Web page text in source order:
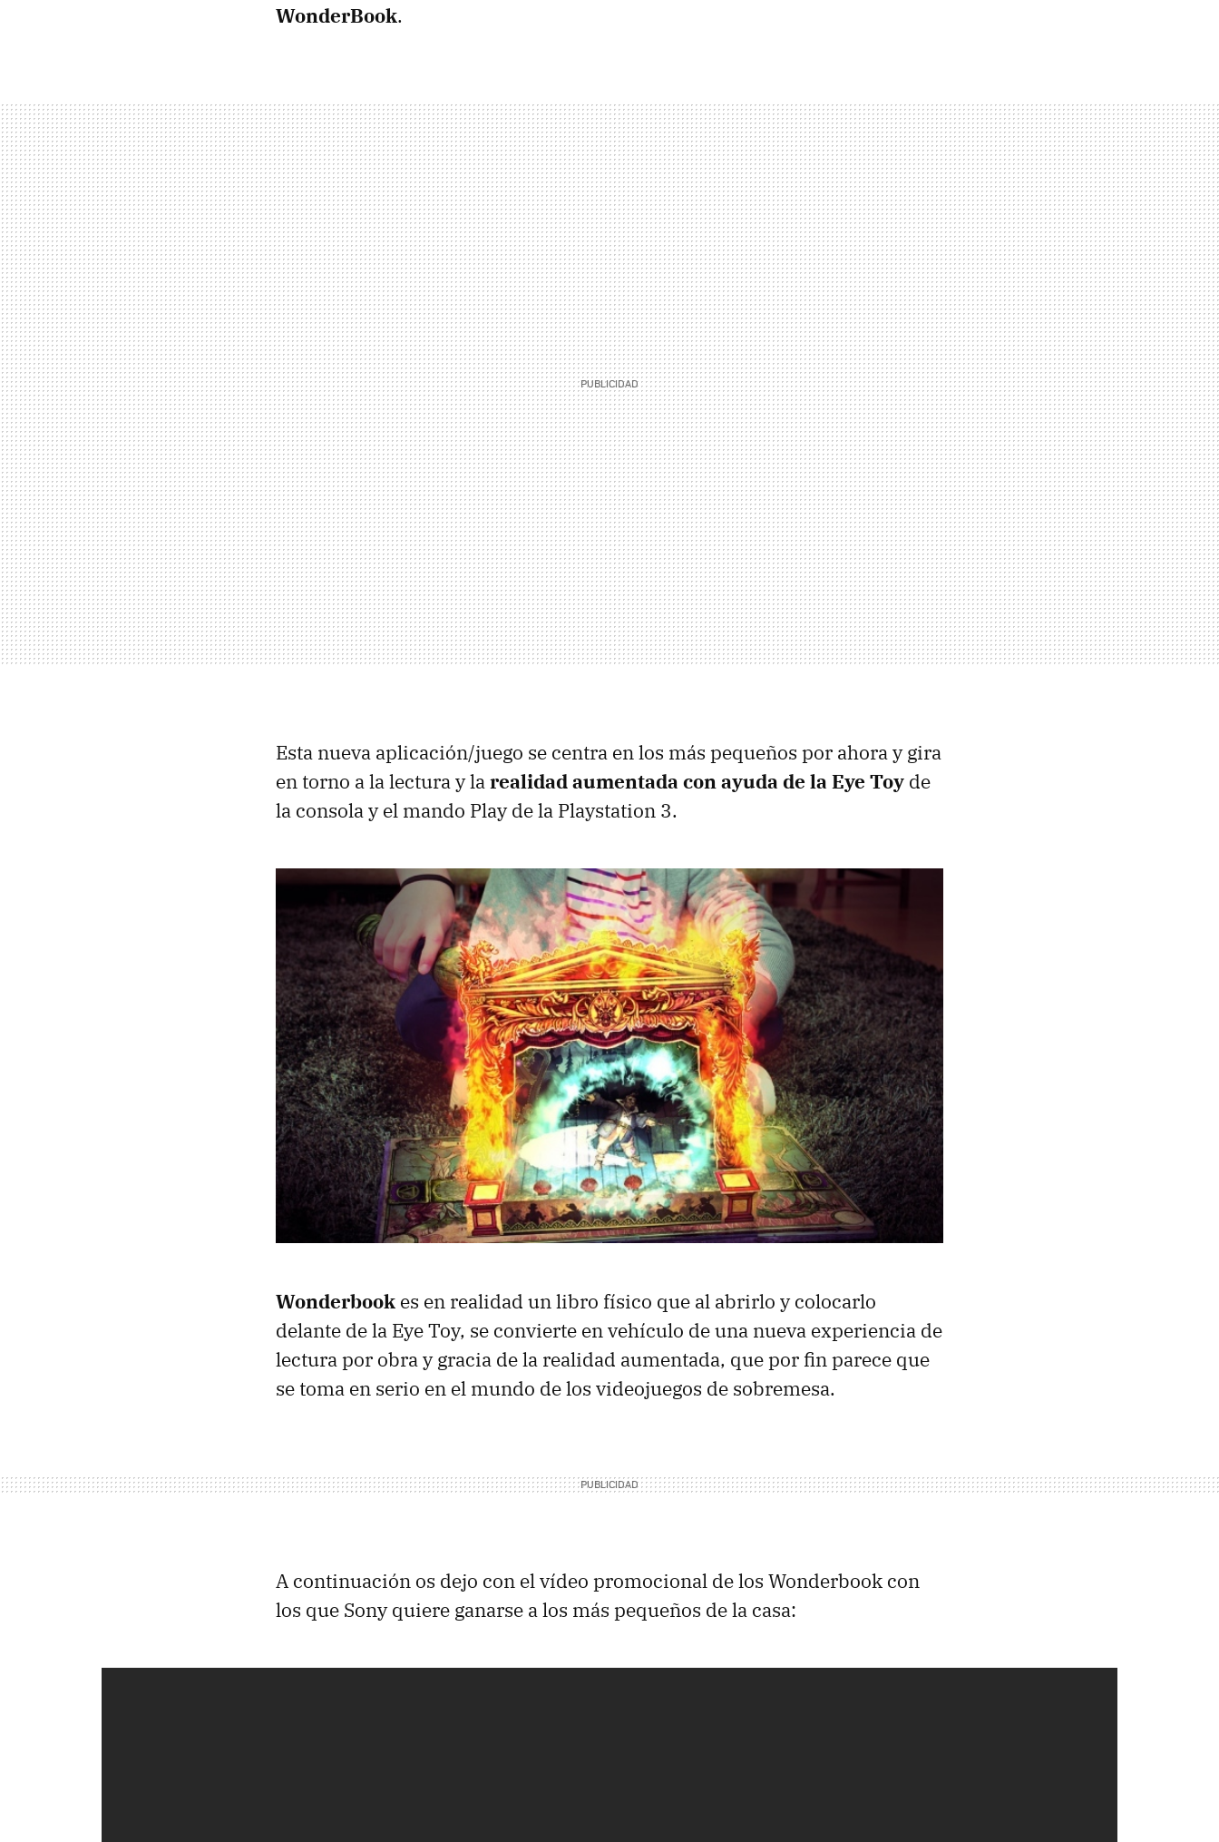
WonderBook.
Esta nueva aplicación/juego se centra en los más pequeños por ahora y gira
en torno a la lectura y larealidad aumentada con ayuda de la Eye Toy de
la consola y el mando Play de la Playstation 3.
Wonderbook es en realidad un libro físico que al abrirlo y colocarlo
delante de la Eye Toy, se convierte en vehículo de una nueva experiencia de
lectura por obra y gracia de la realidad aumentada, que por fin parece que
se toma en serio en el mundo de los videojuegos de sobremesa.
A continuación os dejo con el vídeo promocional de los Wonderbook con
los que Sony quiere ganarse a los más pequeños de la casa: